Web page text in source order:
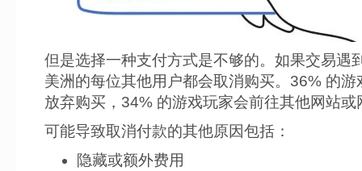
但是选择一种支付方式是不够的。如果交易遇
美洲的每位其他用户都会取消购买。36% 的游
放弃购买，34% 的游戏玩家会前往其他网站或
可能导致取消付款的其他原因包括：
隐藏或额外费用